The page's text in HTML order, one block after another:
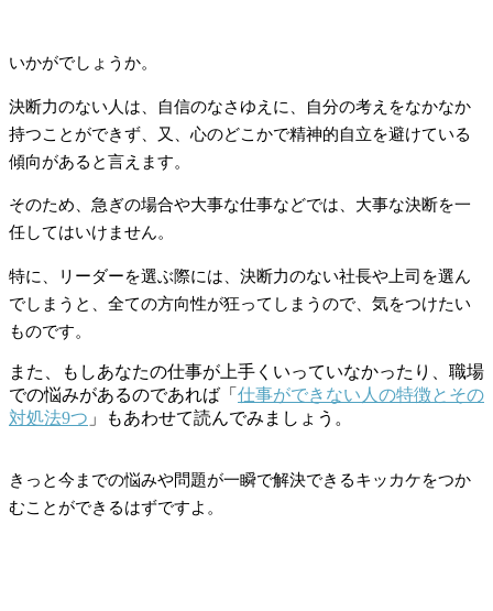
いかがでしょうか。
決断力のない人は、自信のなさゆえに、自分の考えをなかなか
持つことができず、又、心のどこかで精神的自立を避けている
傾向があると言えます。
そのため、急ぎの場合や大事な仕事などでは、大事な決断を一
任してはいけません。
特に、リーダーを選ぶ際には、決断力のない社長や上司を選ん
でしまうと、全ての方向性が狂ってしまうので、気をつけたい
ものです。
また、もしあなたの仕事が上手くいっていなかったり、職場
での悩みがあるのであれば「 仕事ができない人の特徴とその
対処法9つ 」もあわせて読んでみましょう。
きっと今までの悩みや問題が一瞬で解決できるキッカケをつか
むことができるはずですよ。